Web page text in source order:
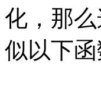
化，那
似以下